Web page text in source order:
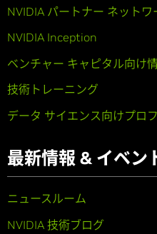
NVIDIA パートナー ネットワ
NVIDIA Inception
ベンチャー キャピタル向け
技術トレーニング
データ サイエンス向けプロ
最新情報 & イベン
ニュースルーム
NVIDIA 技術ブログ